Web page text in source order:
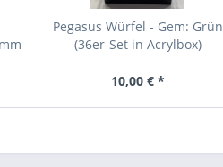
Pegasus Würfel - Gem: Grün
(36er-Set in Acrylbox)
10,00 € *